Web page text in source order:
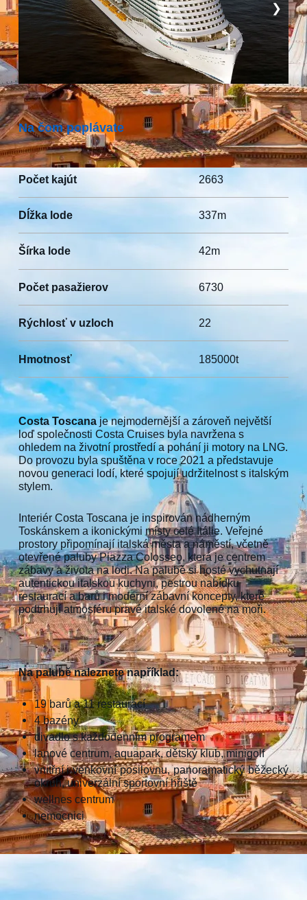
❯
Na čom poplávate
Počet kajút 2663
Dĺžka lode 337m
Šírka lode 42m
Počet pasažierov 6730
Rýchlosť v uzloch 22
Hmotnosť 185000t
Costa Toscanaje nejmodernější a zároveň největší
loď společnosti Costa Cruises byla navržena s
ohledem na životní prostředí a pohání ji motory na LNG.
Do provozu byla spuštěna v roce 2021 a představuje
novou generaci lodí, které spojují udržitelnost s italským
stylem.
Interiér Costa Toscana je inspirován nádherným
Toskánskem a ikonickými místy celé Itálie. Veřejné
prostory připomínají italská města a náměstí, včetně
otevřené paluby Piazza Colosseo, která je centrem
zábavy a života na lodi. Na palubě si hosté vychutnají
autentickou italskou kuchyni, pestrou nabídku
restaurací a barů i moderní zábavní koncepty, které
podtrhují atmosféru pravé italské dovolené na moři.
Na palubě naleznete například:
19 barů a 11 restaurací
4 bazény
divadlo s každodenním programem
lanové centrum, aquapark, dětský klub, minigolf
vnitřní i venkovní posilovnu, panoramatický běžecký
okruh, univerzální sportovní hřiště
wellnes centrum
nemocnici